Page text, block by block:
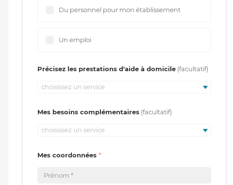
Du personnel pour mon établissement
Un emploi
Précisez les prestations d'aide à domicile
choisissez un service
Mes besoins complémentaires
choisissez un service
Mes coordonnées